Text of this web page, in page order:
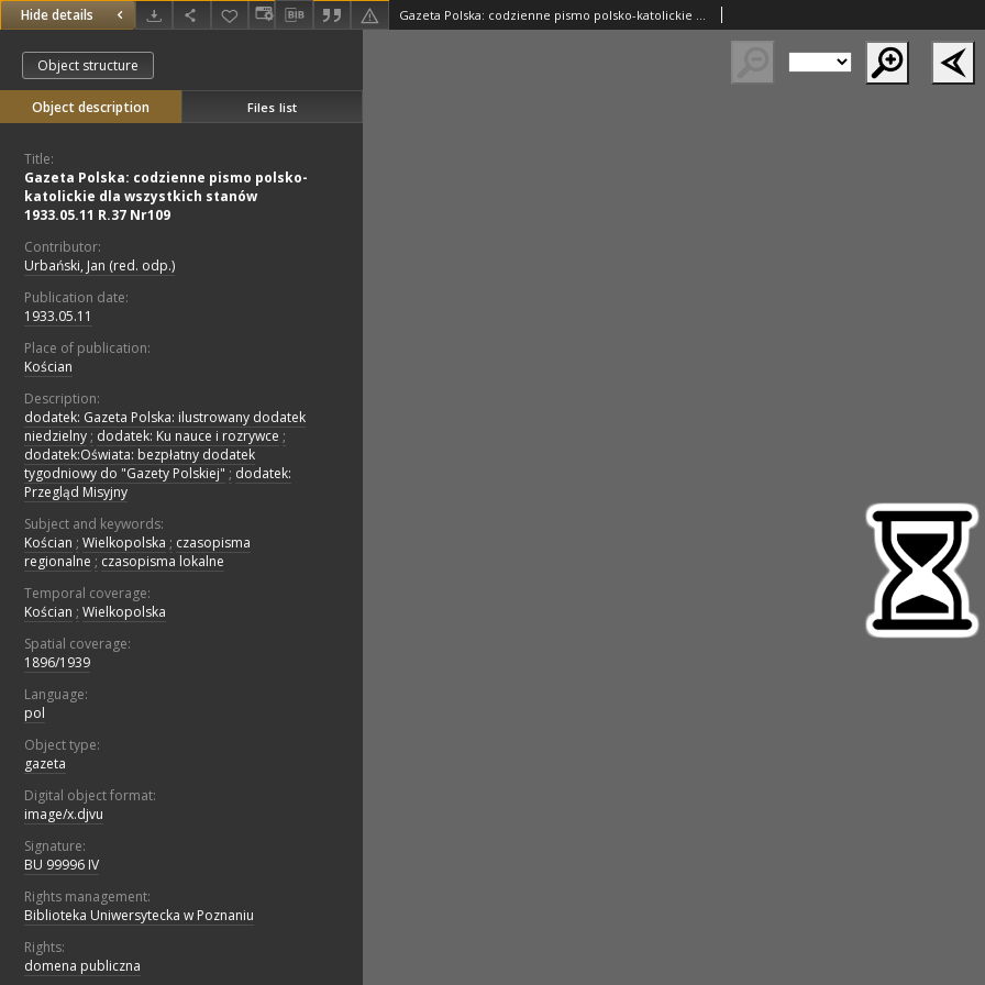
Hide details Gazeta Polska: codzienne pismo polsko-katolickie dla wszystkich stanów 1933.05.11 R.37 Nr109
Object structure
Object description Files list
Title:
Gazeta Polska: codzienne pismo polsko-
katolickie dla wszystkich stanów
1933.05.11 R.37 Nr109
Contributor:
Urbański, Jan (red. odp.)
Publication date:
1933.05.11
Place of publication:
Kościan
Description:
dodatek: Gazeta Polska: ilustrowany dodatek
niedzielny ; dodatek: Ku nauce i rozrywce ;
dodatek:Oświata: bezpłatny dodatek
tygodniowy do "Gazety Polskiej" ; dodatek:
Przegląd Misyjny
Subject and keywords:
Kościan ; Wielkopolska ; czasopisma
regionalne ; czasopisma lokalne
Temporal coverage:
Kościan ; Wielkopolska
Spatial coverage:
1896/1939
Language:
pol
Object type:
gazeta
Digital object format:
image/x.djvu
Signature:
BU 99996 IV
Rights management:
Biblioteka Uniwersytecka w Poznaniu
Rights:
domena publiczna